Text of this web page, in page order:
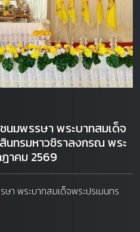
นมพรรษา พระบาทสมเด็จ
นทรมหาวชิราลงกรณ พระ
าคม 2569
ษา พระบาทสมเด็จพระปรเมนทร